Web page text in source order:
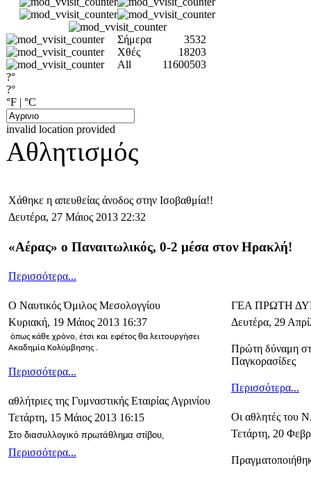
Σήμερα
3532
Χθές
18203
All
11600503
?°
?°
°F | °C
invalid location provided
Αθλητισμός
Χάθηκε η απευθείας άνοδος στην Ισοβαθμία!!
Δευτέρα, 27 Μάιος 2013 22:32
«Αέρας» ο Παναιτωλικός, 0-2 μέσα στον Ηρακλή!
Περισσότερα...
Ο Ναυτικός Όμιλος Μεσολογγίου
Κυριακή, 19 Μάιος 2013 16:37
όπως κάθε χρόνο, έτσι και εφέτος θα λειτουργήσει
Ακαδημία Κολύμβησης .
Περισσότερα...
αθλήτριες της Γυμναστικής Εταιρίας Αγρινίου
Τετάρτη, 15 Μάιος 2013 16:15
Στο διασυλλογικό πρωτάθλημα στίβου,
Περισσότερα...
ΓΕΑ ΠΡΩΤΗ
Δευτέρα, 29
Πρώτη δύναμη
Παγκορασίδες
Περισσότερα...
Οι αθλητές του
Τετάρτη, 20